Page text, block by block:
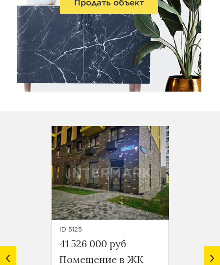
Продать объект
ID 5125
41 526 000 руб
Помещение в ЖК
29